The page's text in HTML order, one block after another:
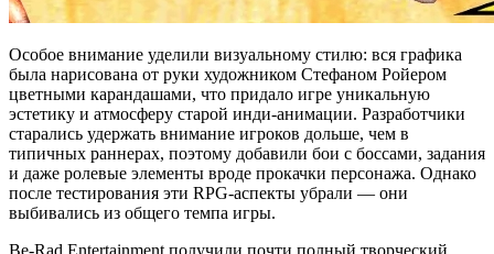
Особое внимание уделили визуальному стилю: вся графика
была нарисована от руки художником Стефаном Ройером
цветными карандашами, что придало игре уникальную
эстетику и атмосферу старой инди-анимации. Разработчики
старались удержать внимание игроков дольше, чем в
типичных раннерах, поэтому добавили бои с боссами, задания
и даже ролевые элементы вроде прокачки персонажа. Однако
после тестирования эти RPG-аспекты убрали — они
выбивались из общего темпа игры.